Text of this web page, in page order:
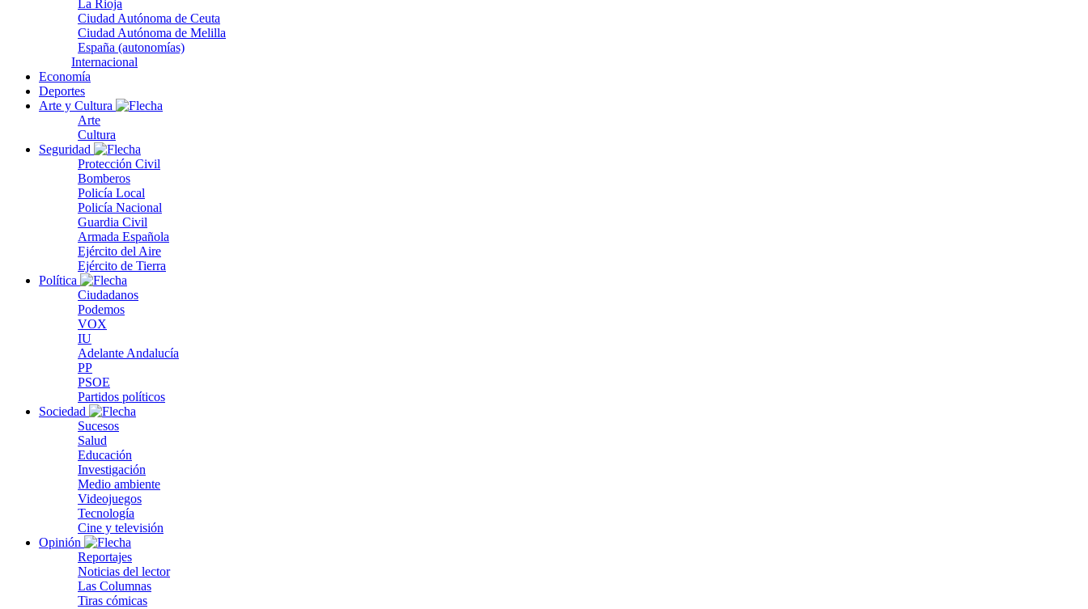
La Rioja
Ciudad Autónoma de Ceuta
Ciudad Autónoma de Melilla
España (autonomías)
Internacional
Economía
Deportes
Arte y Cultura
Arte
Cultura
Seguridad
Protección Civil
Bomberos
Policía Local
Policía Nacional
Guardia Civil
Armada Española
Ejército del Aire
Ejército de Tierra
Política
Ciudadanos
Podemos
VOX
IU
Adelante Andalucía
PP
PSOE
Partidos políticos
Sociedad
Sucesos
Salud
Educación
Investigación
Medio ambiente
Videojuegos
Tecnología
Cine y televisión
Opinión
Reportajes
Noticias del lector
Las Columnas
Tiras cómicas